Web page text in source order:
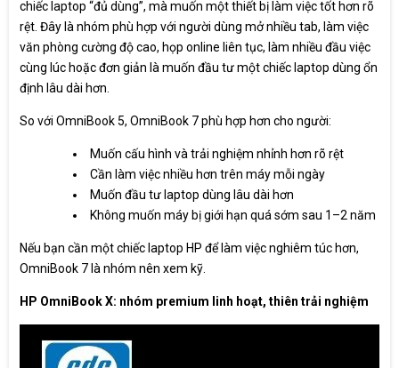
chiếc laptop “đủ dùng”, mà muốn một thiết bị làm việc tốt hơn rõ
rệt. Đây là nhóm phù hợp với người dùng mở nhiều tab, làm việc
văn phòng cường độ cao, họp online liên tục, làm nhiều đầu việc
cùng lúc hoặc đơn giản là muốn đầu tư một chiếc laptop dùng ổn
định lâu dài hơn.
So với OmniBook 5, OmniBook 7 phù hợp hơn cho người:
Muốn cấu hình và trải nghiệm nhỉnh hơn rõ rệt
Cần làm việc nhiều hơn trên máy mỗi ngày
Muốn đầu tư laptop dùng lâu dài hơn
Không muốn máy bị giới hạn quá sớm sau 1–2 năm
Nếu bạn cần một chiếc laptop HP để làm việc nghiêm túc hơn,
OmniBook 7 là nhóm nên xem kỹ.
HP OmniBook X: nhóm premium linh hoạt, thiên trải nghiệm